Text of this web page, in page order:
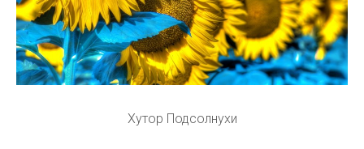
Хутор Подсолнухи